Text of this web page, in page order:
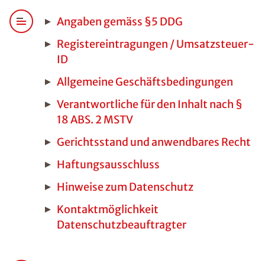
Angaben gemäss §5 DDG
Registereintragungen / Umsatzsteuer-
ID
Allgemeine Geschäftsbedingungen
Verantwortliche für den Inhalt nach §
18 ABS. 2 MSTV
Gerichtsstand und anwendbares Recht
Haftungsausschluss
Hinweise zum Datenschutz
Kontaktmöglichkeit
Datenschutzbeauftragter